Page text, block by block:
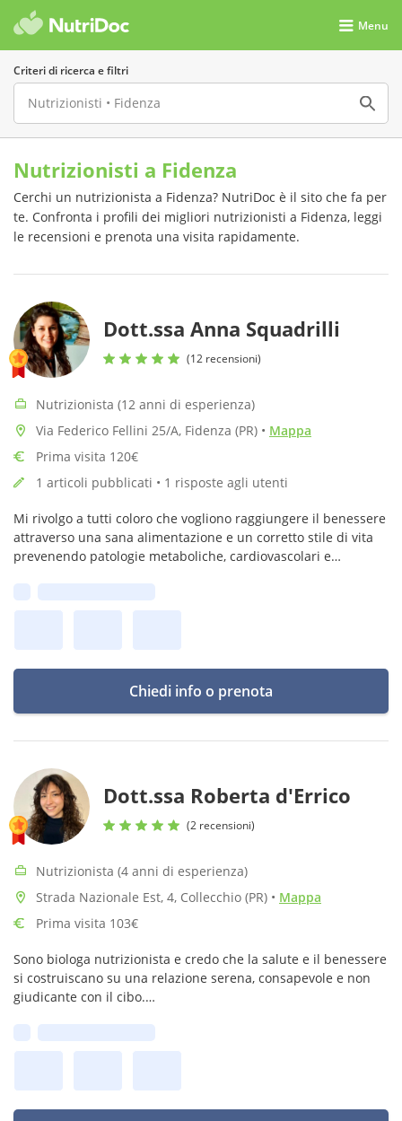
Menu
Criteri di ricerca e filtri
Nutrizionisti a Fidenza
Cerchi un nutrizionista a Fidenza? NutriDoc è il sito che fa per
te. Confronta i profili dei migliori nutrizionisti a Fidenza, leggi
le recensioni e prenota una visita rapidamente.
Dott.ssa Anna Squadrilli
(12 recensioni)
Nutrizionista (12 anni di esperienza)
Via Federico Fellini 25/A, Fidenza (PR) • Mappa
Prima visita 120€
1 articoli pubblicati • 1 risposte agli utenti
Mi rivolgo a tutti coloro che vogliono raggiungere il benessere
attraverso una sana alimentazione e un corretto stile di vita
prevenendo patologie metaboliche, cardiovascolari e
Chiedi info o prenota
Dott.ssa Roberta d'Errico
(2 recensioni)
Nutrizionista (4 anni di esperienza)
Strada Nazionale Est, 4, Collecchio (PR) • Mappa
Prima visita 103€
Sono biologa nutrizionista e credo che la salute e il benessere
si costruiscano su una relazione serena, consapevole e non
giudicante con il cibo.